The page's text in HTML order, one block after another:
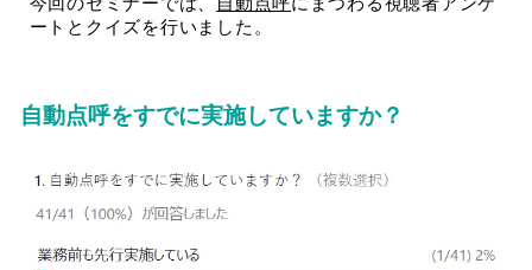
ートとクイズを行いました。
自動点呼をすでに実施していますか？